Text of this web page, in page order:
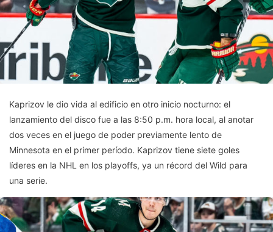
Kaprizov le dio vida al edificio en otro inicio nocturno: el
lanzamiento del disco fue a las 8:50 p.m. hora local, al anotar
dos veces en el juego de poder previamente lento de
Minnesota en el primer período. Kaprizov tiene siete goles
líderes en la NHL en los playoffs, ya un récord del Wild para
una serie.